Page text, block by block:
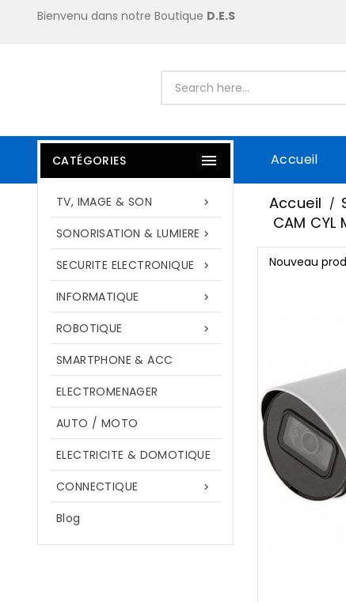
Bienvenu dans notre Boutique D.E.S
Accueil
CATÉGORIES 

TV, IMAGE & SON

SONORISATION & LUMIERE

SECURITE ELECTRONIQUE

INFORMATIQUE

ROBOTIQUE
SMARTPHONE & ACC
ELECTROMENAGER
AUTO / MOTO
ELECTRICITE & DOMOTIQUE

CONNECTIQUE
Blog
Accueil
CAM CYL
Nouveau